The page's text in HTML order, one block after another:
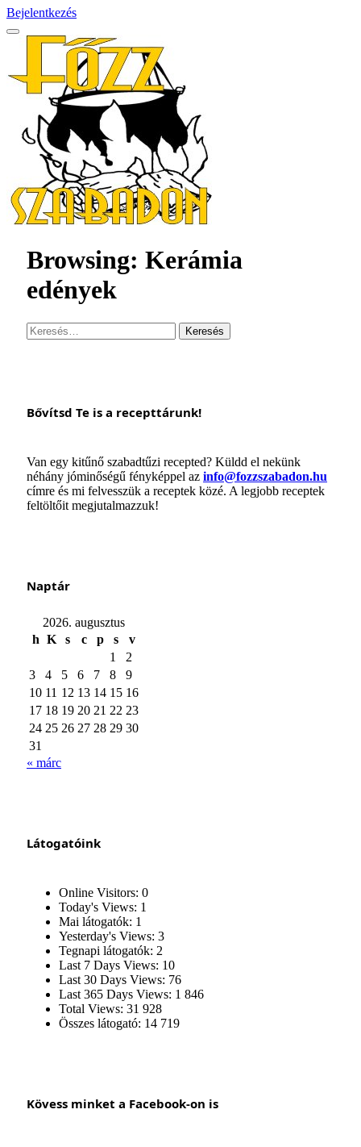
Bejelentkezés
Browsing: Kerámia
edények
Keresés:
Bővítsd Te is a recepttárunk!
Van egy kitűnő szabadtűzi recepted? Küldd el nekünk
néhány jóminőségű fényképpel az info@fozzszabadon.hu
címre és mi felvesszük a receptek közé. A legjobb receptek
feltöltőit megjutalmazzuk!
Naptár
2026. augusztus
h K s c p s
v
1
2
3
4 5 6 7 8
9
10 11 12 13 14 15 16
17 18 19 20 21 22 23
24 25 26 27 28 29 30
31
« márc
Látogatóink
Online Visitors: 0
Today's Views: 1
Mai látogatók: 1
Yesterday's Views: 3
Tegnapi látogatók: 2
Last 7 Days Views: 10
Last 30 Days Views: 76
Last 365 Days Views: 1 846
Total Views: 31 928
Összes látogató: 14 719
Kövess minket a Facebook-on is